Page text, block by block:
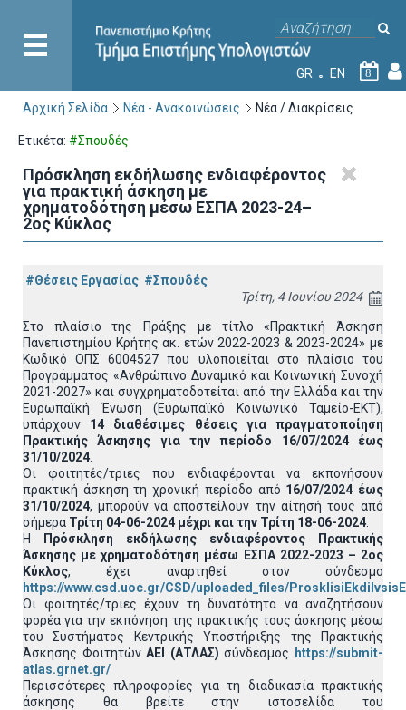
GR EN 8
Αρχική Σελίδα Νέα - Ανακοινώσεις Νέα / Διακρίσεις
Ετικέτα: #Σπουδές
Πρόσκληση εκδήλωσης ενδιαφέροντος
για πρακτική άσκηση με
χρηματοδότηση μέσω ΕΣΠΑ 2023-24–
2ος Κύκλος
#Θέσεις Εργασίας #Σπουδές
Τρίτη, 4 Ιουνίου 2024
Στο πλαίσιο της Πράξης με τίτλο «Πρακτική Άσκηση
Πανεπιστημίου Κρήτης ακ. ετών 2022-2023 & 2023-2024» με
Κωδικό ΟΠΣ 6004527 που υλοποιείται στο πλαίσιο του
Προγράμματος «Ανθρώπινο Δυναμικό και Κοινωνική Συνοχή
2021-2027» και συγχρηματοδοτείται από την Ελλάδα και την
Ευρωπαϊκή Ένωση (Ευρωπαϊκό Κοινωνικό Ταμείο-ΕΚΤ),
υπάρχουν 14 διαθέσιμες θέσεις για πραγματοποίηση
Πρακτικής Άσκησης για την περίοδο 16/07/2024 έως
31/10/2024
Οι φοιτητές/τριες που ενδιαφέρονται να εκπονήσουν
πρακτική άσκηση τη χρονική περίοδο από 16/07/2024 έως
31/10/2024, μπορούν να αποστείλουν την αίτησή τους από
σήμερα Τρίτη 04-06-2024 μέχρι και την Τρίτη 18-06-2024
Η
Πρόσκληση εκδήλωσης ενδιαφέροντος Πρακτικής
Άσκησης με χρηματοδότηση μέσω ΕΣΠΑ 2022-2023 – 2ος
Κύκλος, έχει αναρτηθεί στον σύνδεσμο
https://www.csd.uoc.gr/CSD/uploaded_files/
Οι φοιτητές/τριες έχουν τη δυνατότητα να αναζητήσουν
φορέα για την εκπόνηση της πρακτικής τους άσκησης μέσω
του Συστήματος Κεντρικής Υποστήριξης της Πρακτικής
Άσκησης ΦοιτητώνΑΕΙ (ΑΤΛΑΣ)σύνδεσμος
https://submit-
atlas.grnet.gr/
Περισσότερες πληροφορίες για τη διαδικασία πρακτικής
άσκησης θα βρείτε στην ιστοσελίδα του